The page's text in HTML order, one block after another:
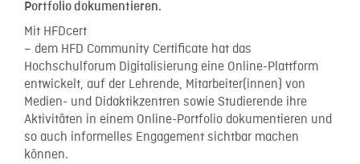
Portfolio dokumentieren.
Mit HFDcert
– dem HFD Community Certificate hat das
Hochschulforum Digitalisierung eine Online-Plattform
entwickelt, auf der Lehrende, Mitarbeiter(innen) von
Medien- und Didaktikzentren sowie Studierende ihre
Aktivitäten in einem Online-Portfolio dokumentieren und
so auch informelles Engagement sichtbar machen
können.